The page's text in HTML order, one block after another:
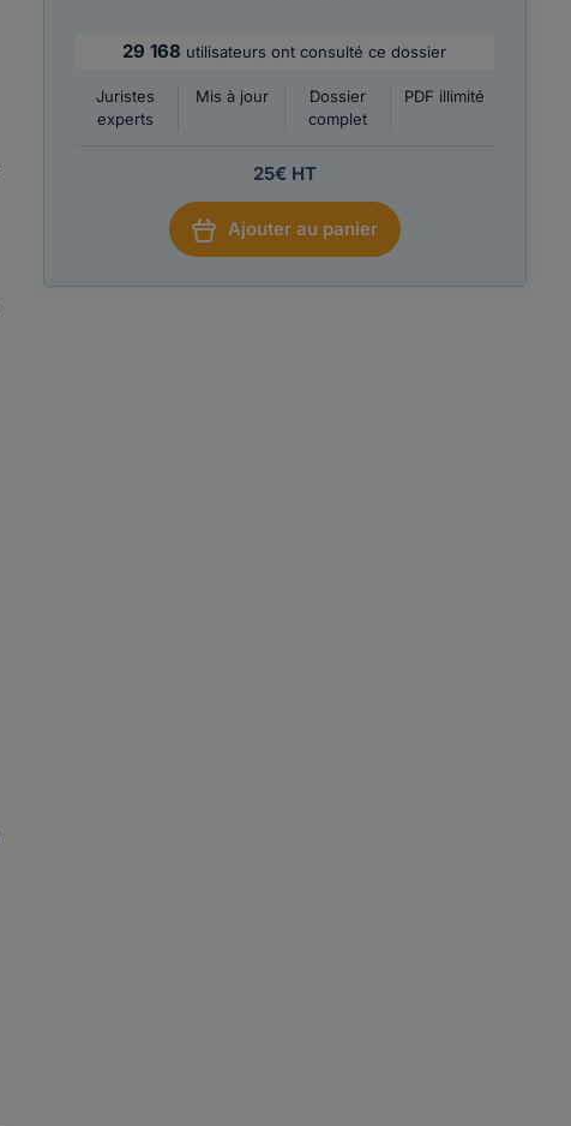
29 168 utilisateurs ont consulté ce dossier
Juristes
experts
Mis à jour
Dossier
complet
PDF illimité
25€ HT
Ajouter au panier